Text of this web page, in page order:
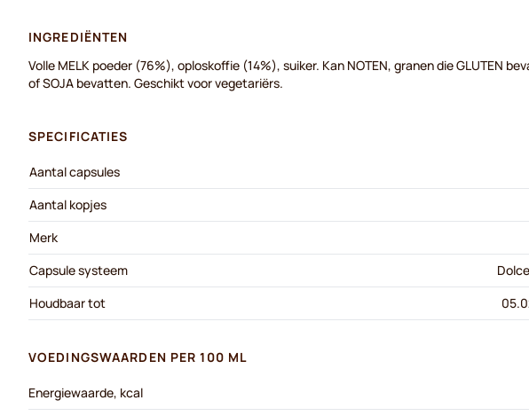
INGREDIËNTEN
Volle MELK poeder (76%), oploskoffie (14%), suiker. Kan NOTEN, granen die GLUTEN
of SOJA bevatten. Geschikt voor vegetariërs.
SPECIFICATIES
Aantal capsules
Aantal kopjes
Merk
Capsule systeem
Houdbaar tot
VOEDINGSWAARDEN PER 100 ML
Energiewaarde, kcal